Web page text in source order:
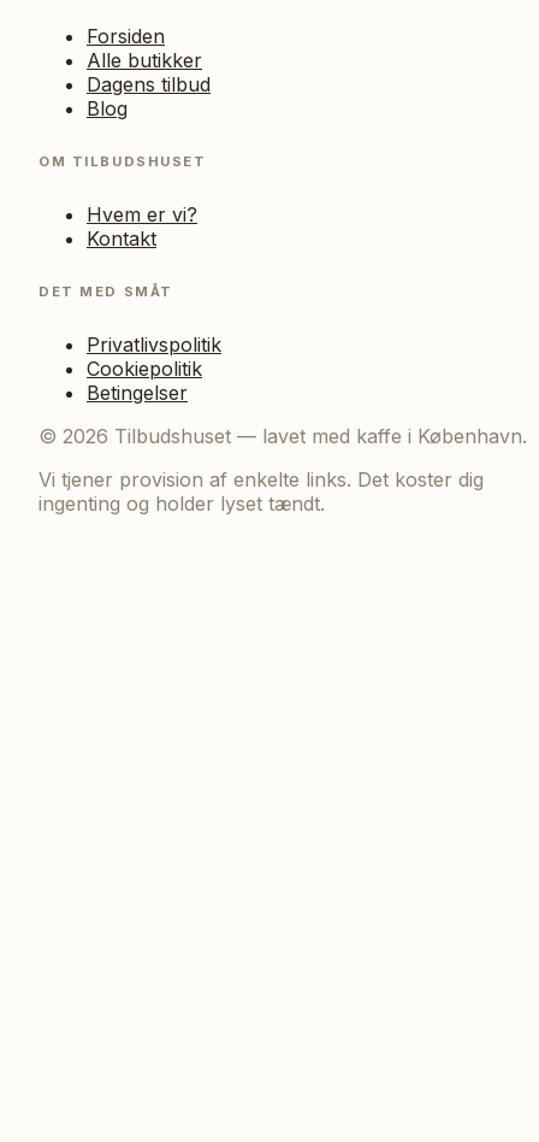
Forsiden
Alle butikker
Dagens tilbud
Blog
OM TILBUDSHUSET
Hvem er vi?
Kontakt
DET MED SMÅT
Privatlivspolitik
Cookiepolitik
Betingelser
© 2026 Tilbudshuset — lavet med kaffe i København.
Vi tjener provision af enkelte links. Det koster dig
ingenting og holder lyset tændt.